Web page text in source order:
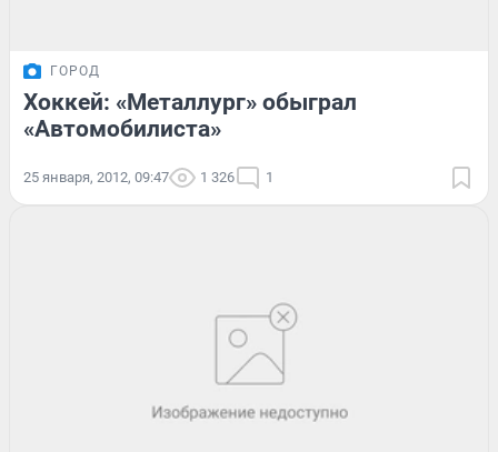
ГОРОД
Хоккей: «Металлург» обыграл
«Автомобилиста»
25 января, 2012, 09:47 1 326 1